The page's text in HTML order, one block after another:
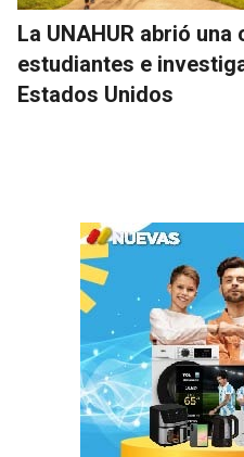
La UNAHUR abrió
estudiantes e
Estados Unidos